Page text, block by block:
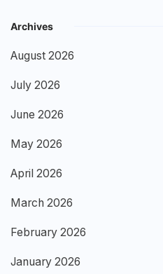
Archives
August 2026
July 2026
June 2026
May 2026
April 2026
March 2026
February 2026
January 2026